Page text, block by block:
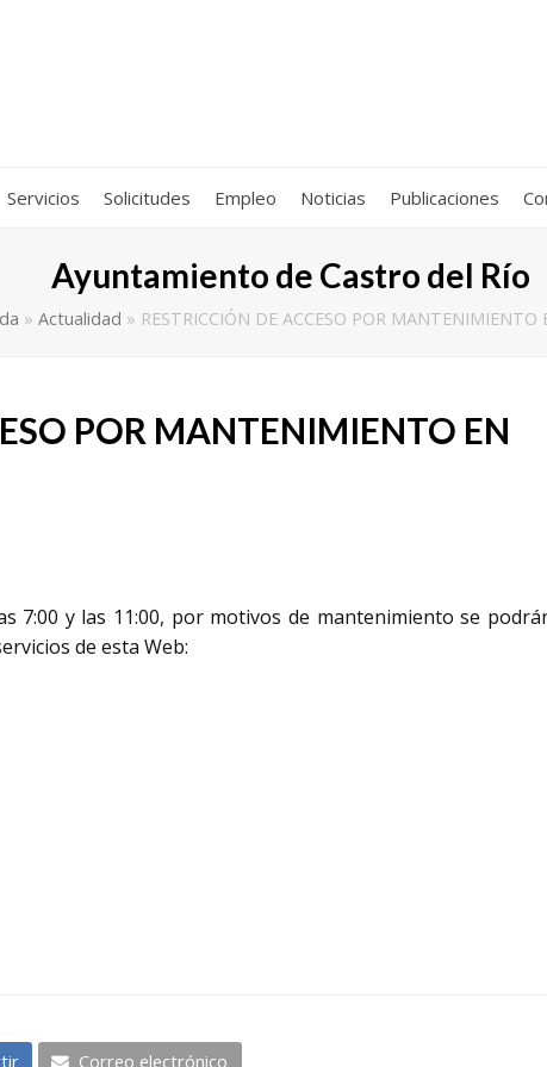
Servicios Solicitudes Empleo Noticias Publicaciones
Ayuntamiento de Castro del Río
» Actualidad » RESTRICCIÓN DE ACCESO POR MANTENIMIENTO
POR MANTENIMIENTO EN
7:00 y las 11:00, por motivos de mantenimiento se
de esta Web:
Correo electrónico